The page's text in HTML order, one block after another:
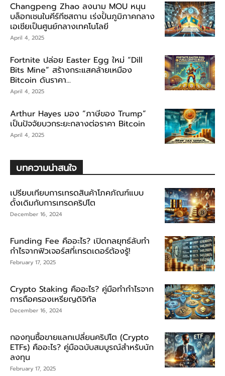
Changpeng Zhao ลงนาม MOU หนุน
บล็อกเชนในคีร์กีซสถาน เร่งปั้นภูมิภาคกลาง
เอเชียเป็นศูนย์กลางเทคโนโลยี
April 4, 2025
Fortnite ปล่อย Easter Egg ใหม่ “Dill
Bits Mine” สร้างกระแสคล้ายเหมือง
Bitcoin ดันราคา...
April 4, 2025
Arthur Hayes มอง “ภาษีของ Trump”
เป็นปัจจัยบวกระยะกลางต่อราคา Bitcoin
April 4, 2025
บทความน่าสนใจ
เปรียบเทียบการเทรดสินค้าโภคภัณฑ์แบบ
ดั้งเดิมกับการเทรดคริปโต
December 16, 2024
Funding Fee คืออะไร? เปิดกลยุทธ์ลับทำ
กำไรจากฟิวเจอร์สที่เทรดเดอร์ต้องรู้!
February 17, 2025
Crypto Staking คืออะไร? คู่มือทำกำไรจาก
การถือครองเหรียญดิจิทัล
December 16, 2024
กองทุนซื้อขายแลกเปลี่ยนคริปโต (Crypto
ETFs) คืออะไร? คู่มือฉบับสมบูรณ์สำหรับนัก
ลงทุน
February 17, 2025